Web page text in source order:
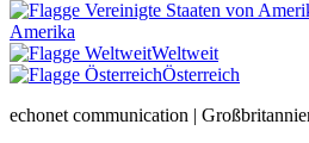
Amerika
Weltweit
Österreich
echonet communication |